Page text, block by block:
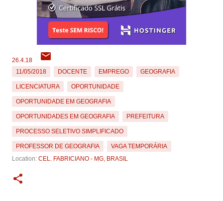
26.4.18
11/05/2018
DOCENTE EMPREGO GEOGRAFIA
LICENCIATURA OPORTUNIDADE
OPORTUNIDADE EM GEOGRAFIA
OPORTUNIDADES EM GEOGRAFIA PREFEITURA
PROCESSO SELETIVO SIMPLIFICADO
PROFESSOR DE GEOGRAFIA
VAGA TEMPORÁRIA
Location: CEL. FABRICIANO - MG, BRASIL